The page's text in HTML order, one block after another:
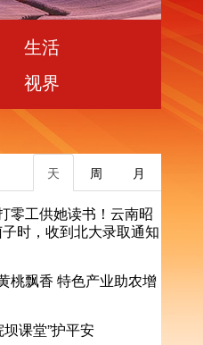
生活
视界
月
周
天
零工供她读书！云南昭
时，收到北大录取通知
桃飘香 特色产业助农增
课堂”护平安